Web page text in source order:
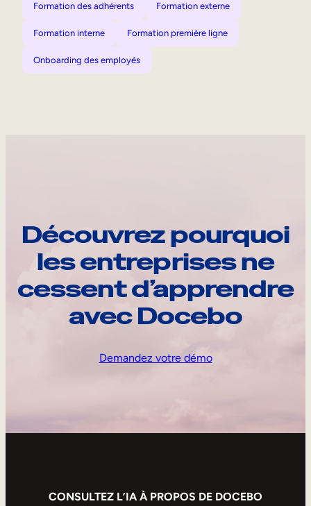
Formation des adhérents Formation externe
Formation interne Formation première ligne
Onboarding des employés
Découvrez pourquoi
les entreprises ne
cessent d’apprendre
avec Docebo
Demandez votre démo
CONSULTEZ L’IA À PROPOS DE DOCEBO